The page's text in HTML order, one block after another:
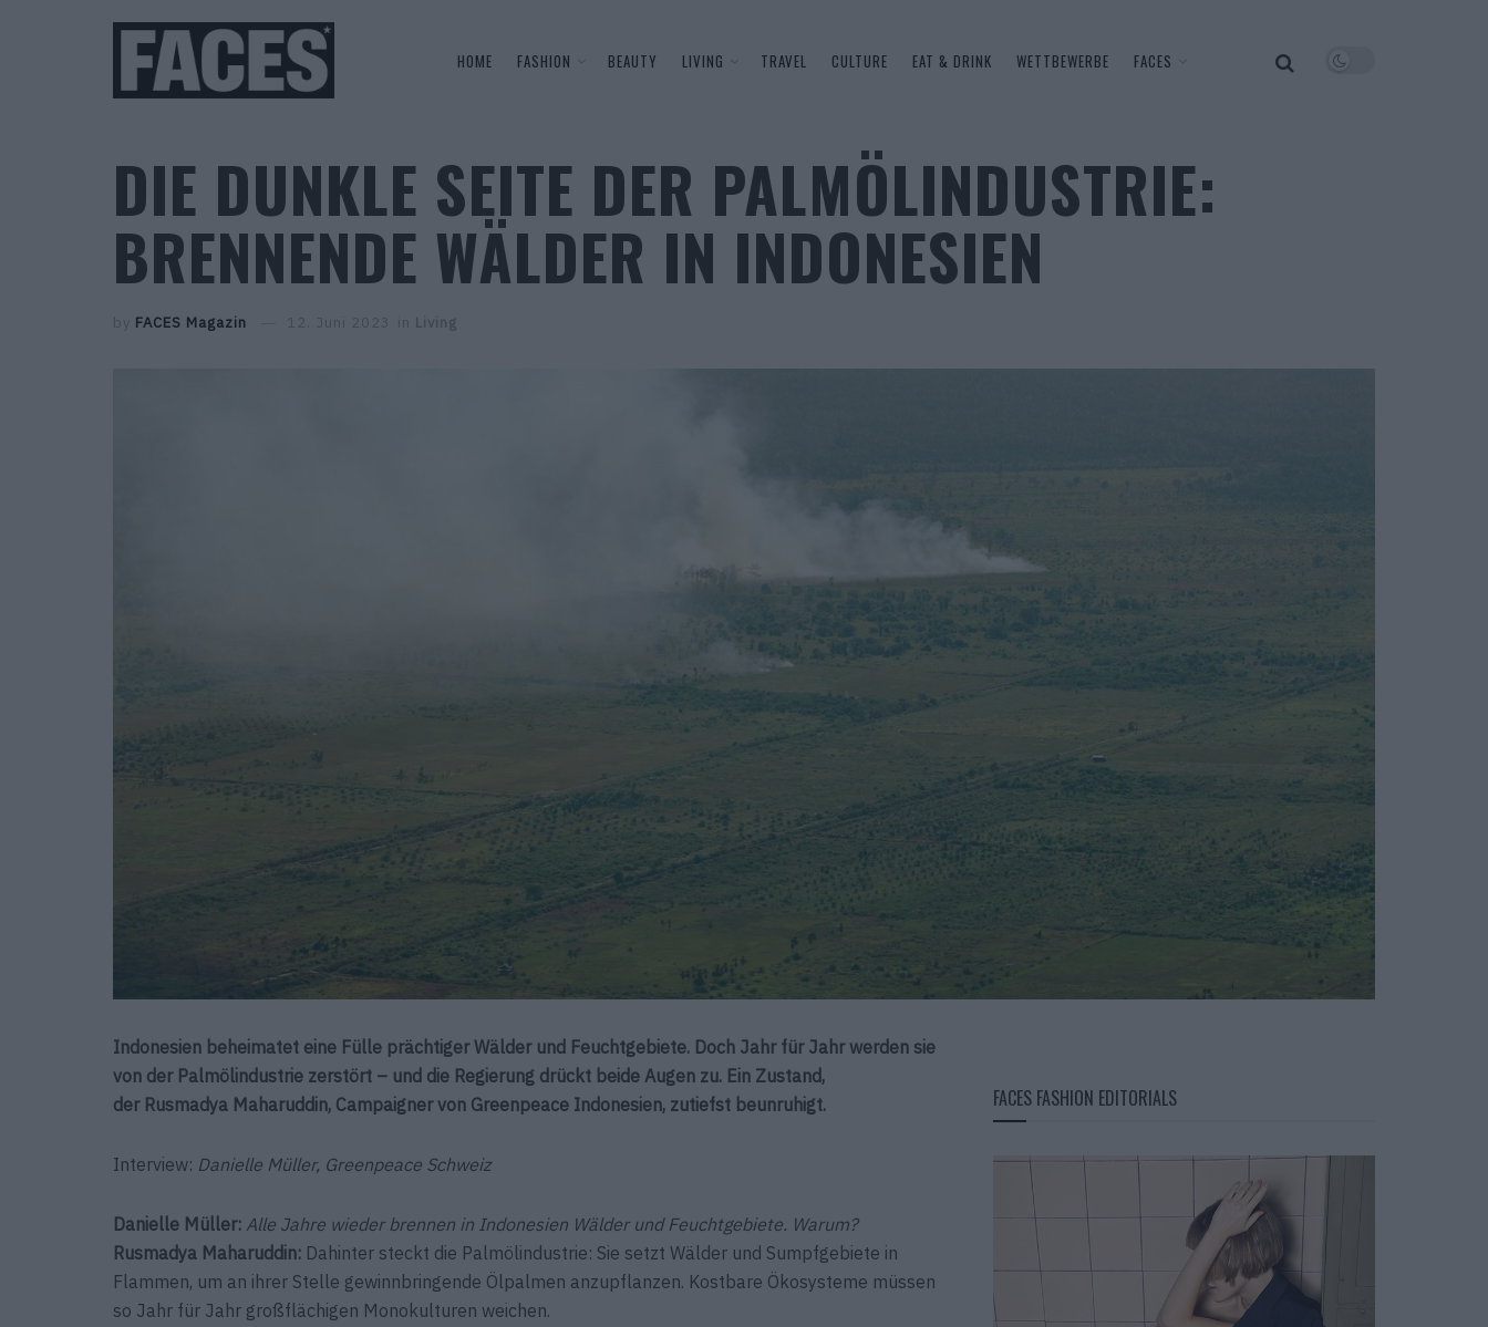
HOME FASHION BEAUTY LIVING TRAVEL CULTURE EAT & DRINK WETTBEWERBE FACES
DIE DUNKLE SEITE DER PALMÖLINDUSTRIE:
BRENNENDE WÄLDER IN INDONESIEN
by FACES Magazin 12. Juni 2023 in Living
Indonesien beheimatet eine Fülle prächtiger Wälder und Feuchtgebiete. Doch Jahr für Jahr werden sie
von der Palmölindustrie zerstört – und die Regierung drückt beide Augen zu. Ein Zustand,
der Rusmadya Maharuddin, Campaigner von Greenpeace Indonesien, zutiefst beunruhigt.
Interview: Danielle Müller, Greenpeace Schweiz
Danielle Müller: Alle Jahre wieder brennen in Indonesien Wälder und Feuchtgebiete. Warum?
Rusmadya Maharuddin: Dahinter steckt die Palmölindustrie: Sie setzt Wälder und Sumpfgebiete in
Flammen, um an ihrer Stelle gewinnbringende Ölpalmen anzupflanzen. Kostbare Ökosysteme müssen
so Jahr für Jahr großflächigen Monokulturen weichen.
FACES FASHION EDITORIALS